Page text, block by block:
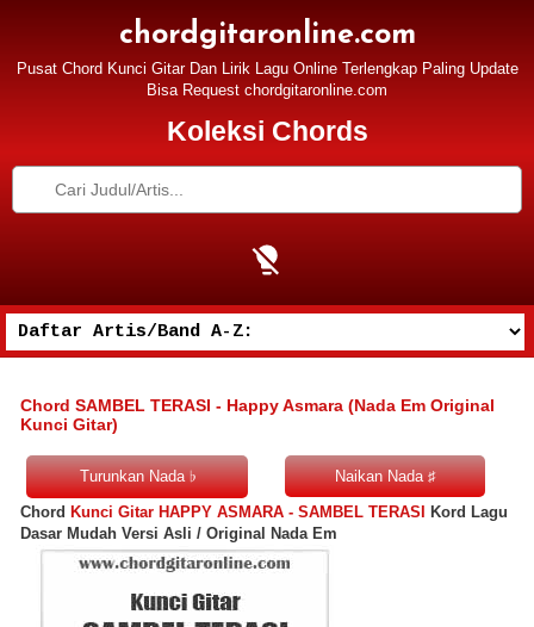
chordgitaronline.com
Pusat Chord Kunci Gitar Dan Lirik Lagu Online Terlengkap Paling Update
Bisa Request chordgitaronline.com
Koleksi Chords
Chord SAMBEL TERASI - Happy Asmara (Nada Em Original
Kunci Gitar)
Chord Kunci Gitar HAPPY ASMARA - SAMBEL TERASI Kord Lagu
Dasar Mudah Versi Asli / Original Nada Em